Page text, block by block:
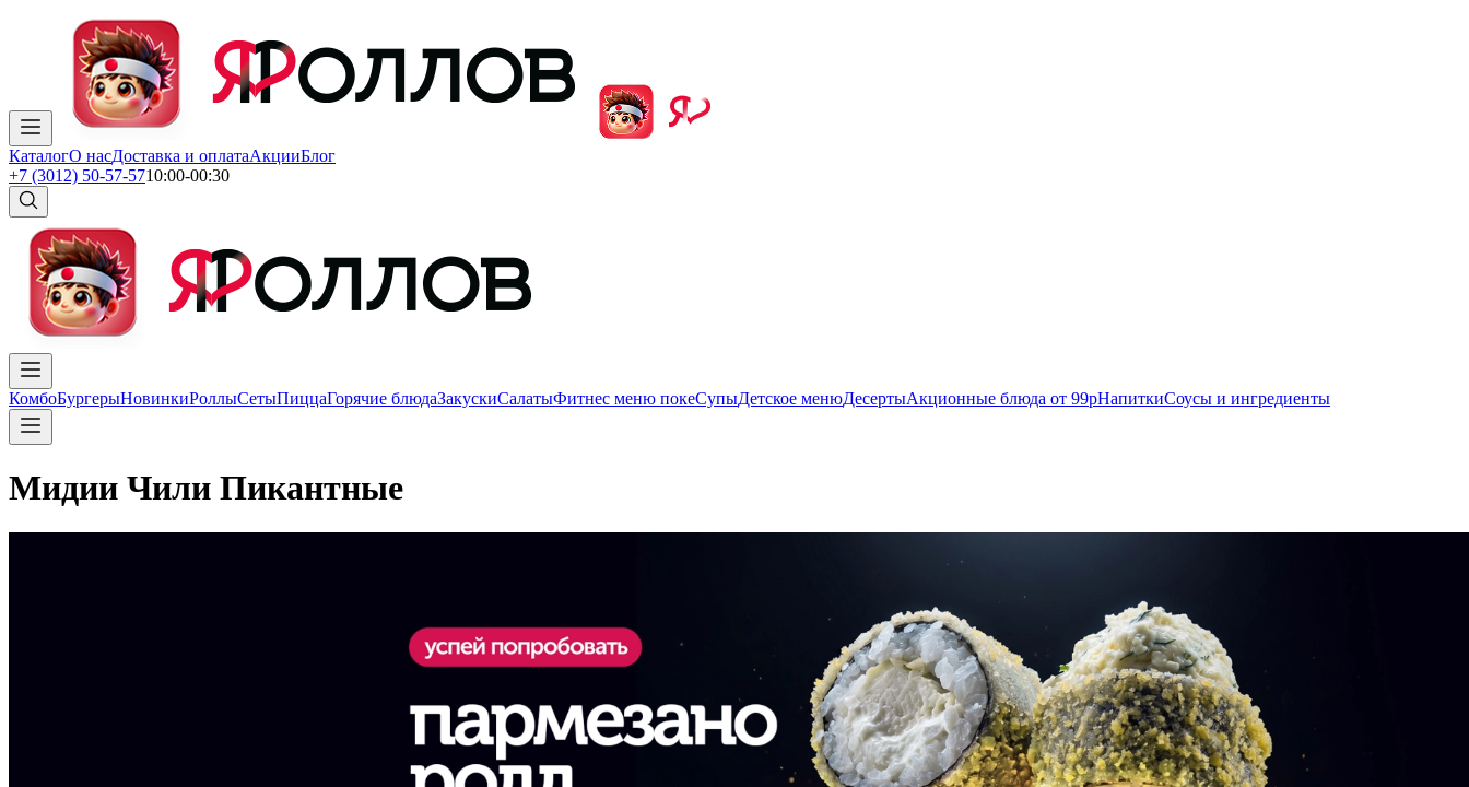
КаталогО насДоставка и оплатаАкцииБлог
+7 (3012) 50-57-5710:00-00:30
КомбоБургерыНовинкиРоллыСетыПиццаГорячие блюдаЗакускиСалатыФитнес меню покеСупыДетское менюДесертыАкционные блюда от 99рНапиткиСоусы и ингредиенты
Мидии Чили Пикантные